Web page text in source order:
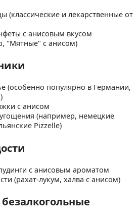
(классические и лекарственные от
с анисовым вкусом
"Мятные" с анисом)
(особенно популярно в Германии,
с анисом
(например, немецкие
Pizzelle)
с анисовым ароматом
(рахат-лукум, халва с анисом)